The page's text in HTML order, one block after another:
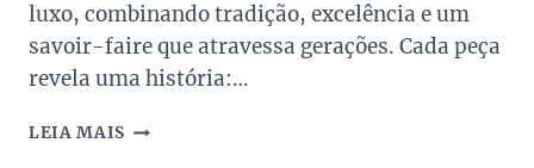
luxo, combinando tradição, excelência e um
savoir-faire que atravessa gerações. Cada peça
revela uma história:…
LEIA MAIS AS